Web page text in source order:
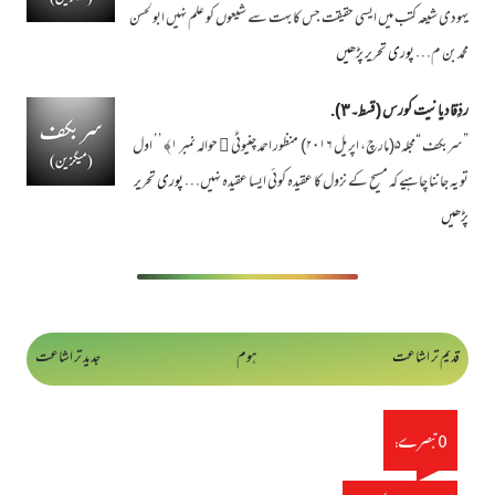
یہودی شیعہ کتب میں ایسی حقیقت جس کا بہت سے شیعوں کو علم نہیں ابولحسن
محمد بن م…پوری تحریر پڑھیں
ردِّقادیانیت کورس ( قسط۔٣).
”سربکف “مجلہ۵(مارچ، اپریل ۲۰۱۶) منظور احمد چنیوٹی ﷫ حوالہ نمبر ۱﴾ ’’ اول
تو یہ جاننا چاہیے کہ مسیح کے نزول کا عقیدہ کوئی ایسا عقیدہ نہیں…پوری تحریر
پڑھیں
جدید تر اشاعت قدیم تر اشاعت ہوم
0 تبصرے: